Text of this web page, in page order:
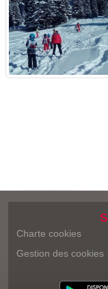
Charte cookies
Gestion des cookies